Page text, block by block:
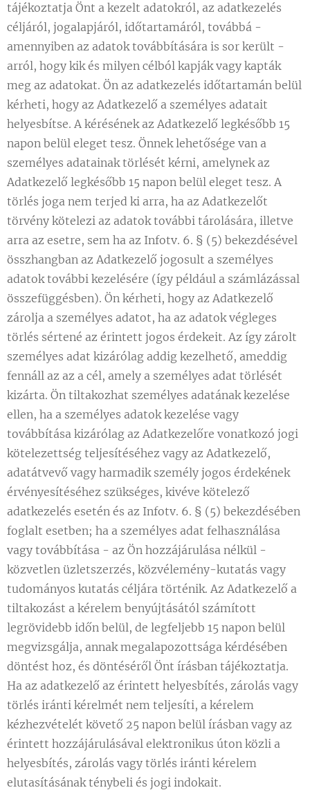
tájékoztatja Önt a kezelt adatokról, az adatkezelés
céljáról, jogalapjáról, időtartamáról, továbbá -
amennyiben az adatok továbbítására is sor került -
arról, hogy kik és milyen célból kapják vagy kapták
meg az adatokat. Ön az adatkezelés időtartamán belül
kérheti, hogy az Adatkezelő a személyes adatait
helyesbítse. A kérésének az Adatkezelő legkésőbb 15
napon belül eleget tesz. Önnek lehetősége van a
személyes adatainak törlését kérni, amelynek az
Adatkezelő legkésőbb 15 napon belül eleget tesz. A
törlés joga nem terjed ki arra, ha az Adatkezelőt
törvény kötelezi az adatok további tárolására, illetve
arra az esetre, sem ha az Infotv. 6. § (5) bekezdésével
összhangban az Adatkezelő jogosult a személyes
adatok további kezelésére (így például a számlázással
összefüggésben). Ön kérheti, hogy az Adatkezelő
zárolja a személyes adatot, ha az adatok végleges
törlés sértené az érintett jogos érdekeit. Az így zárolt
személyes adat kizárólag addig kezelhető, ameddig
fennáll az az a cél, amely a személyes adat törlését
kizárta. Ön tiltakozhat személyes adatának kezelése
ellen, ha a személyes adatok kezelése vagy
továbbítása kizárólag az Adatkezelőre vonatkozó jogi
kötelezettség teljesítéséhez vagy az Adatkezelő,
adatátvevő vagy harmadik személy jogos érdekének
érvényesítéséhez szükséges, kivéve kötelező
adatkezelés esetén és az Infotv. 6. § (5) bekezdésében
foglalt esetben; ha a személyes adat felhasználása
vagy továbbítása - az Ön hozzájárulása nélkül -
közvetlen üzletszerzés, közvélemény-kutatás vagy
tudományos kutatás céljára történik. Az Adatkezelő a
tiltakozást a kérelem benyújtásától számított
legrövidebb időn belül, de legfeljebb 15 napon belül
megvizsgálja, annak megalapozottsága kérdésében
döntést hoz, és döntéséről Önt írásban tájékoztatja.
Ha az adatkezelő az érintett helyesbítés, zárolás vagy
törlés iránti kérelmét nem teljesíti, a kérelem
kézhezvételét követő 25 napon belül írásban vagy az
érintett hozzájárulásával elektronikus úton közli a
helyesbítés, zárolás vagy törlés iránti kérelem
elutasításának ténybeli és jogi indokait.